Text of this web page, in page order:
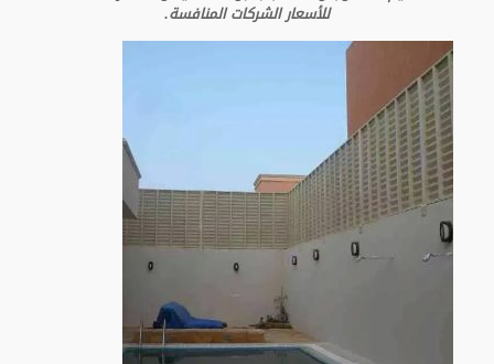
للأسعار الشركات المنافسة.